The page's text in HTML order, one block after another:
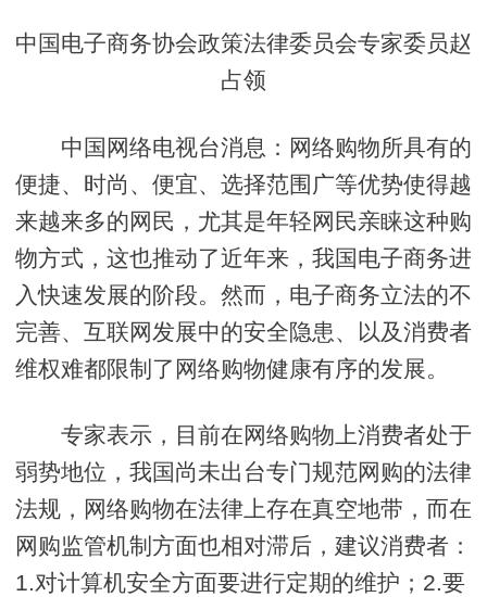
中国电子商务协会政策法律委员会专家委员赵
占领
中国网络电视台消息：网络购物所具有的
便捷、时尚、便宜、选择范围广等优势使得越
来越来多的网民，尤其是年轻网民亲睐这种购
物方式，这也推动了近年来，我国电子商务进
入快速发展的阶段。然而，电子商务立法的不
完善、互联网发展中的安全隐患、以及消费者
维权难都限制了网络购物健康有序的发展。
专家表示，目前在网络购物上消费者处于
弱势地位，我国尚未出台专门规范网购的法律
法规，网络购物在法律上存在真空地带，而在
网购监管机制方面也相对滞后，建议消费者：
1.对计算机安全方面要进行定期的维护；2.要